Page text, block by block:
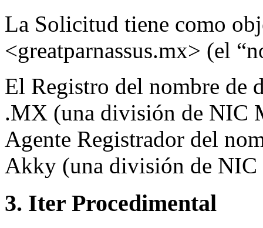
La Solicitud tiene como
<greatparnassus.mx> (el
El Registro del nombre de
.MX (una división de NIC
Agente Registrador del
Akky (una división de
3. Iter Procedimental